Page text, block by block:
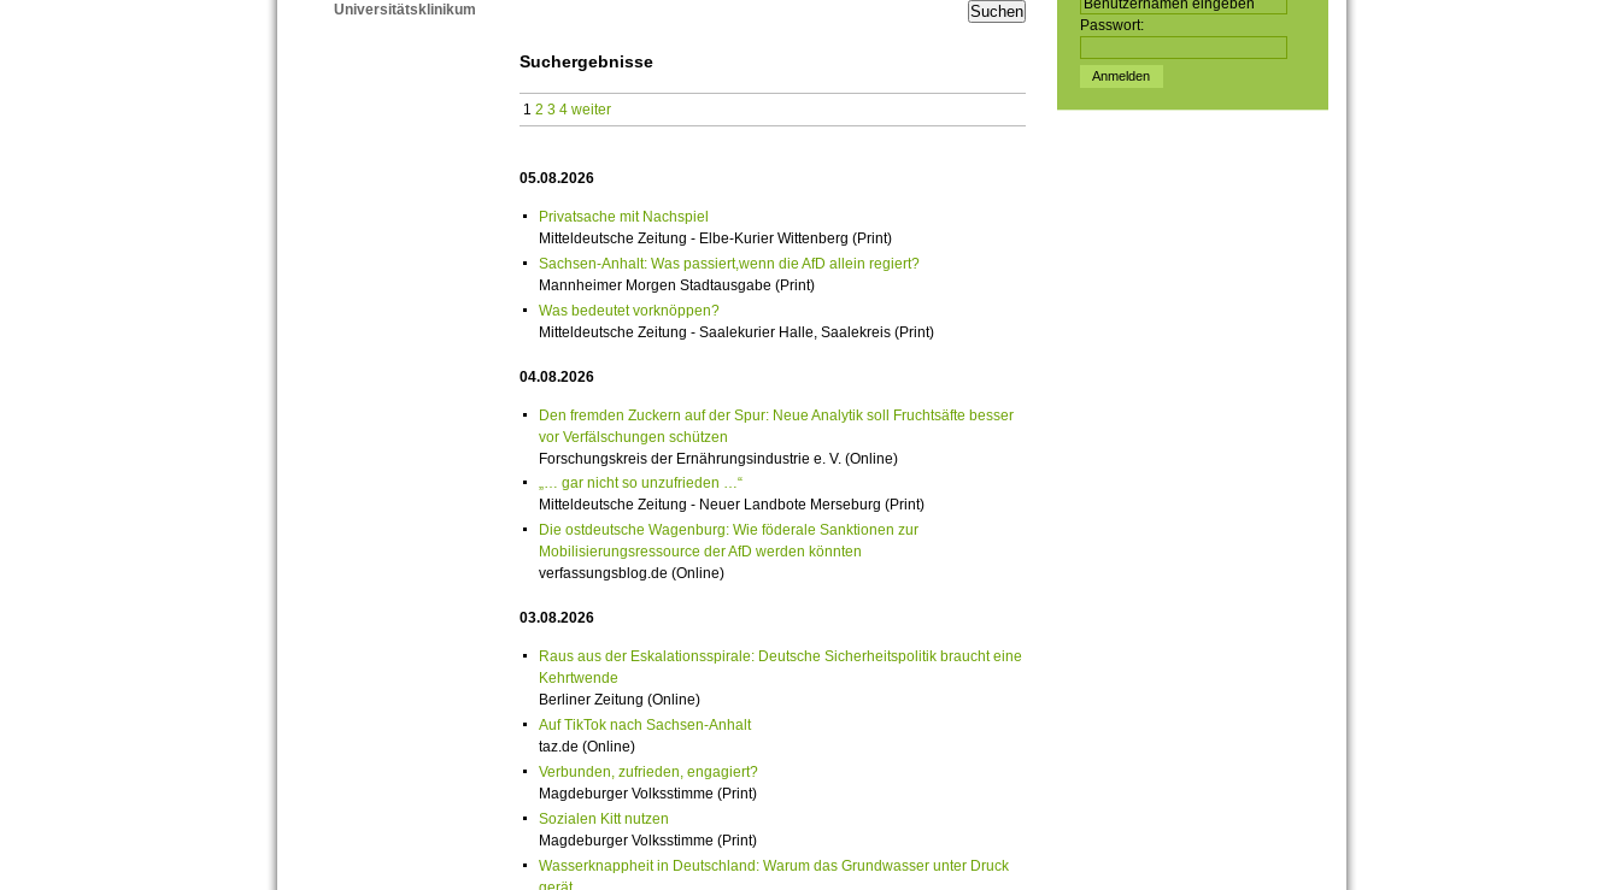
Universitätsklinikum
Passwort:
Suchergebnisse
1 2 3 4 weiter
05.08.2026
Privatsache mit Nachspiel
Mitteldeutsche Zeitung - Elbe-Kurier Wittenberg (Print)
Sachsen-Anhalt: Was passiert,wenn die AfD allein regiert?
Mannheimer Morgen Stadtausgabe (Print)
Was bedeutet vorknöppen?
Mitteldeutsche Zeitung - Saalekurier Halle, Saalekreis (Print)
04.08.2026
Den fremden Zuckern auf der Spur: Neue Analytik soll Fruchtsäfte besser
vor Verfälschungen schützen
Forschungskreis der Ernährungsindustrie e. V. (Online)
„… gar nicht so unzufrieden …“
Mitteldeutsche Zeitung - Neuer Landbote Merseburg (Print)
Die ostdeutsche Wagenburg: Wie föderale Sanktionen zur
Mobilisierungsressource der AfD werden könnten
verfassungsblog.de (Online)
03.08.2026
Raus aus der Eskalationsspirale: Deutsche Sicherheitspolitik braucht eine
Kehrtwende
Berliner Zeitung (Online)
Auf TikTok nach Sachsen-Anhalt
taz.de (Online)
Verbunden, zufrieden, engagiert?
Magdeburger Volksstimme (Print)
Sozialen Kitt nutzen
Magdeburger Volksstimme (Print)
Wasserknappheit in Deutschland: Warum das Grundwasser unter Druck